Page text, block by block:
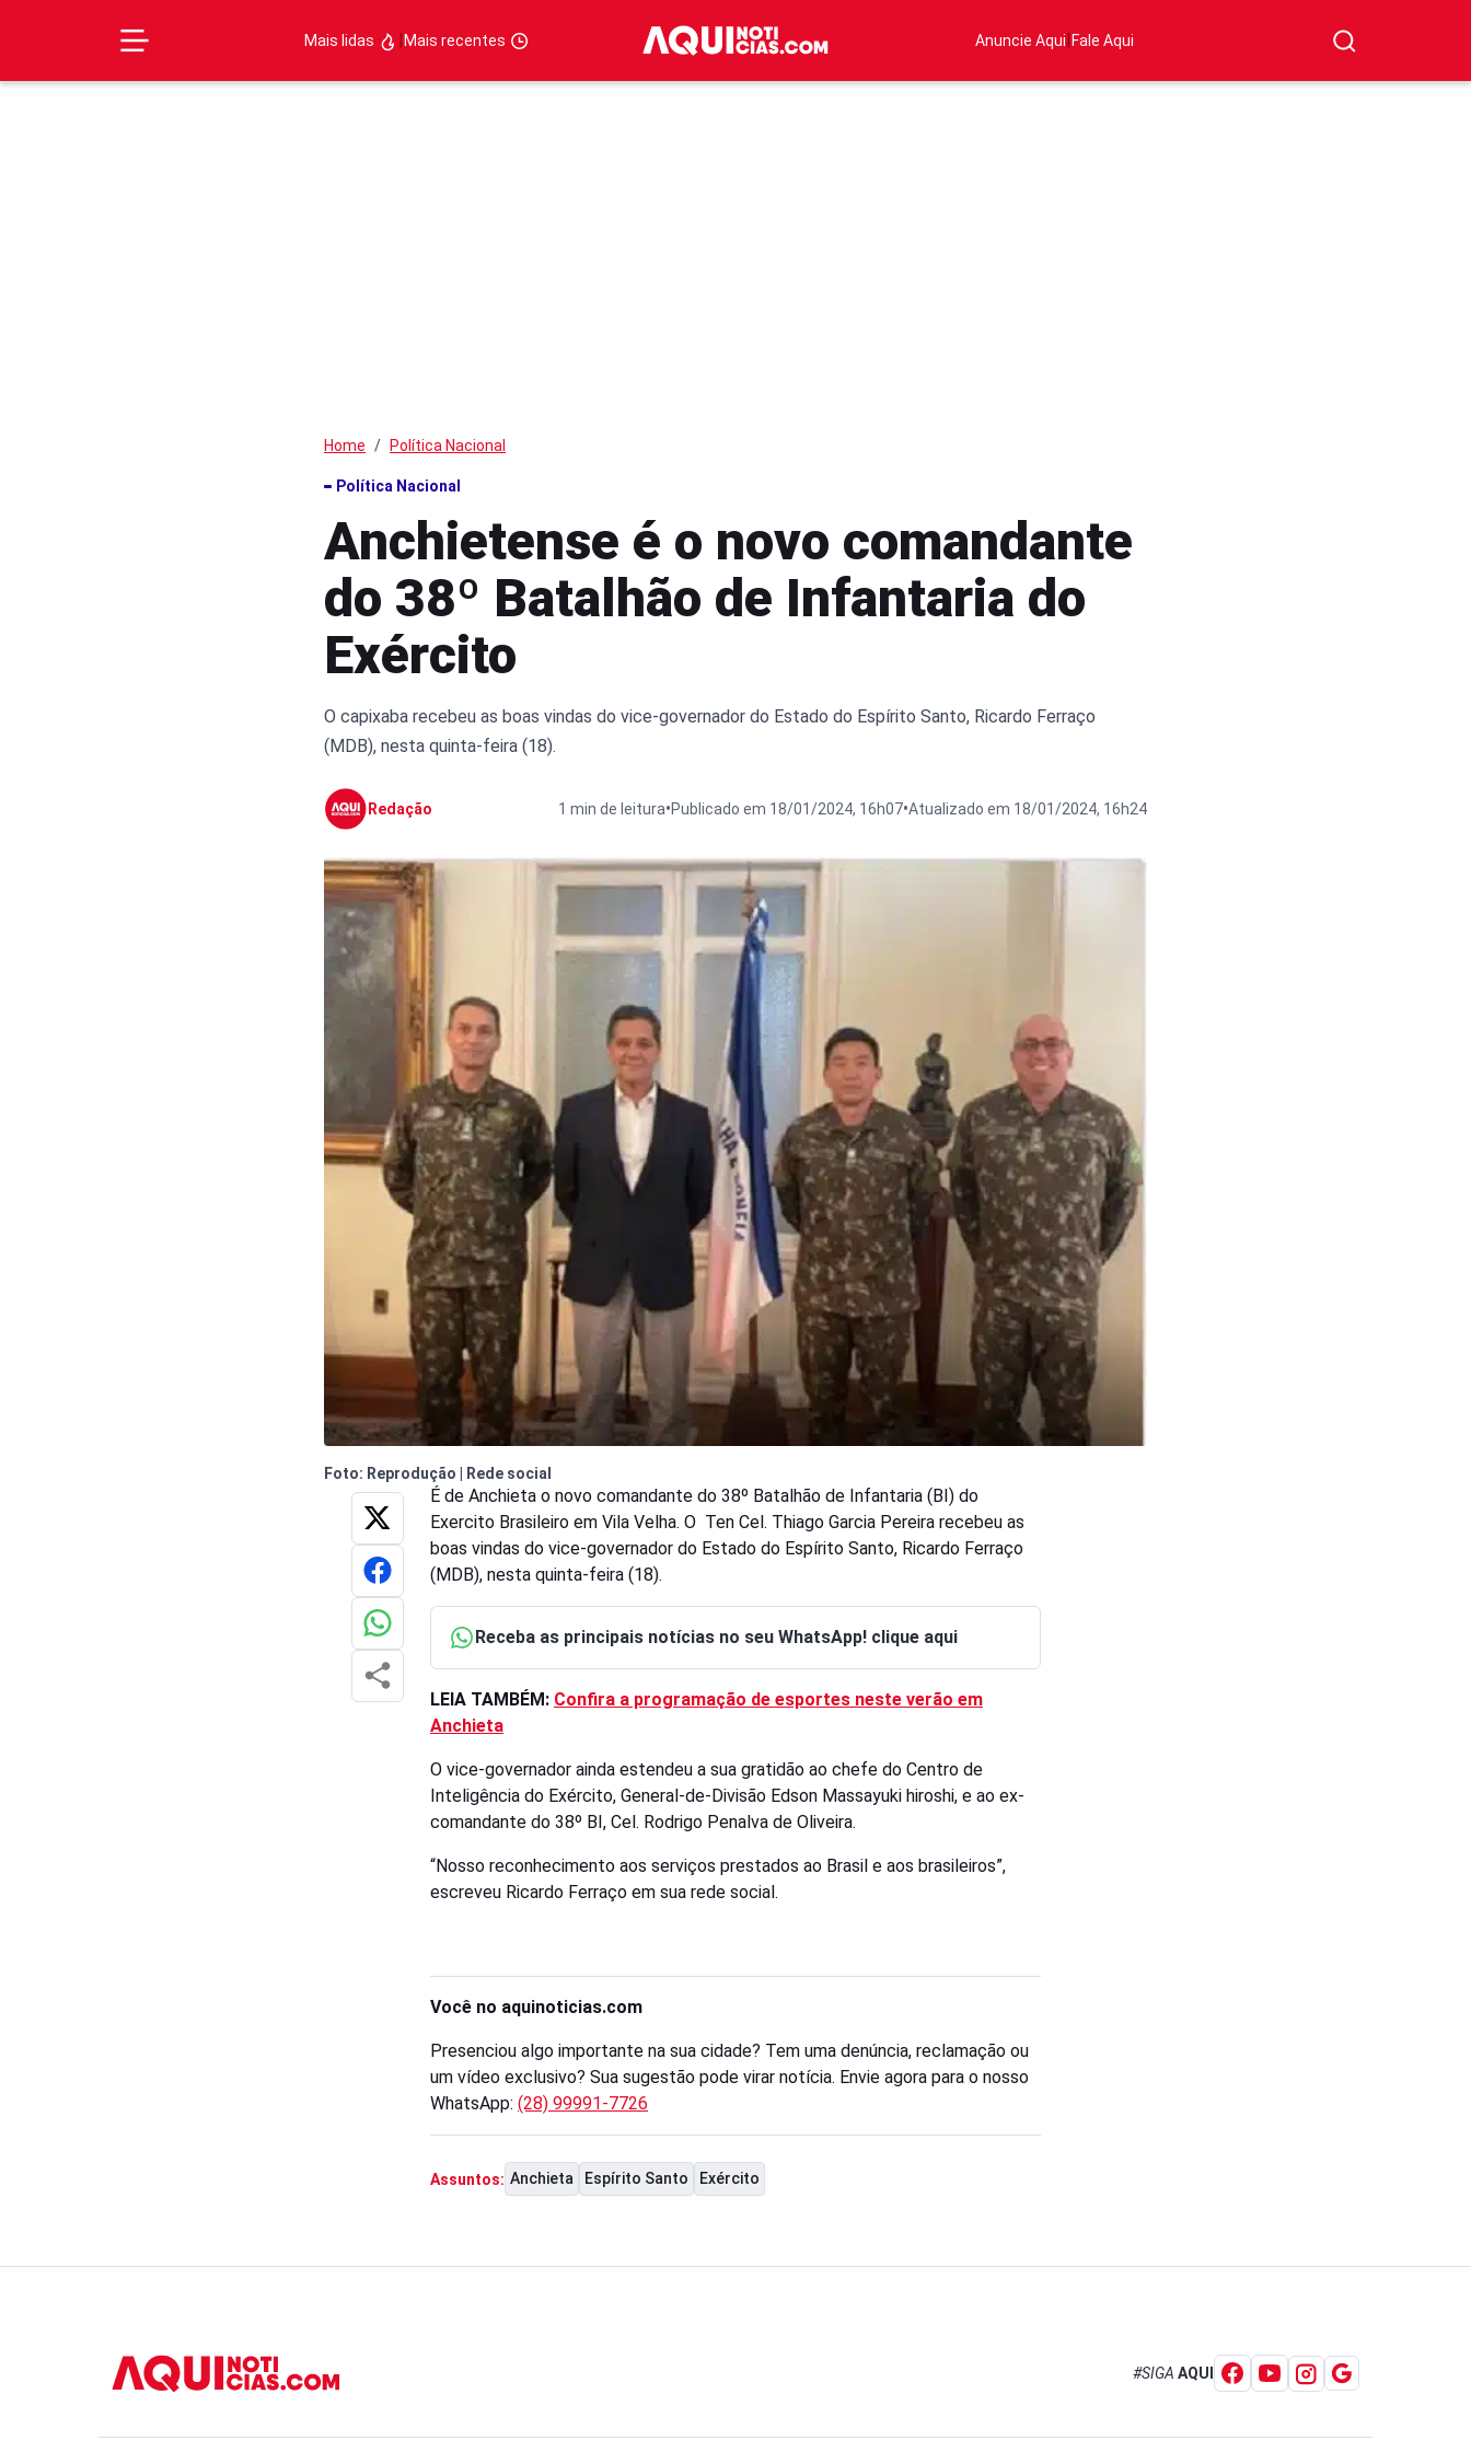
Mais lidas |Mais recentes Anuncie Aqui|Fale Aqui
Home Política Nacional
Política Nacional
Anchietense é o novo comandante
do 38º Batalhão de Infantaria do
Exército
O capixaba recebeu as boas vindas do vice-governador do Estado do Espírito Santo, Ricardo Ferraço
(MDB), nesta quinta-feira (18).
Redação 1 min de leitura•Publicado em 18/01/2024, 16h07•Atualizado em 18/01/2024, 16h24
Foto: Reprodução | Rede social
É de Anchieta o novo comandante do 38º Batalhão de Infantaria (BI) do
Exercito Brasileiro em Vila Velha. O Ten Cel. Thiago Garcia Pereira recebeu as
boas vindas do vice-governador do Estado do Espírito Santo, Ricardo Ferraço
(MDB), nesta quinta-feira (18).
Receba as principais notícias no seu WhatsApp! clique aqui
LEIA TAMBÉM: Confira a programação de esportes neste verão em
Anchieta
O vice-governador ainda estendeu a sua gratidão ao chefe do Centro de
Inteligência do Exército, General-de-Divisão Edson Massayuki hiroshi, e ao ex-
comandante do 38º BI, Cel. Rodrigo Penalva de Oliveira.
“Nosso reconhecimento aos serviços prestados ao Brasil e aos brasileiros”,
escreveu Ricardo Ferraço em sua rede social.
Você no aquinoticias.com
Presenciou algo importante na sua cidade? Tem uma denúncia, reclamação ou
um vídeo exclusivo? Sua sugestão pode virar notícia. Envie agora para o nosso
WhatsApp: (28) 99991-7726
Assuntos: Anchieta Espírito Santo Exército
#SIGA AQUI